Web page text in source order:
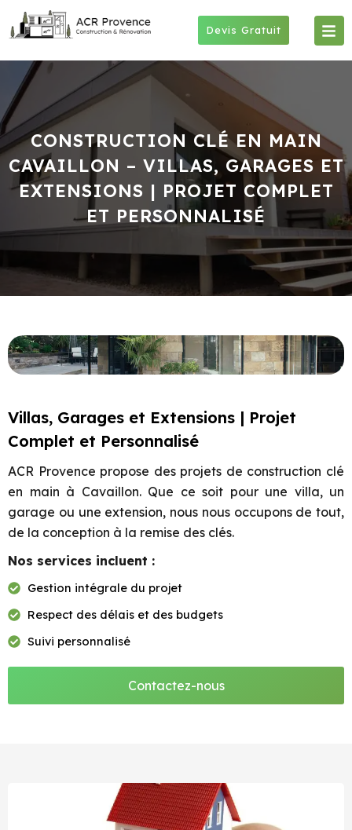
Devis Gratuit
CONSTRUCTION CLÉ EN MAIN
CAVAILLON – VILLAS, GARAGES ET
EXTENSIONS | PROJET COMPLET
ET PERSONNALISÉ
Villas, Garages et Extensions | Projet
Complet et Personnalisé
ACR Provence propose des projets de construction clé
en main à Cavaillon. Que ce soit pour une villa, un
garage ou une extension, nous nous occupons de tout,
de la conception à la remise des clés.
Nos services incluent :
Gestion intégrale du projet
Respect des délais et des budgets
Suivi personnalisé
Contactez-nous